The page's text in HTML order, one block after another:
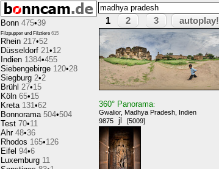
Bonn 475•39
Filzpuppen und Filztiere 615
Rhein 217•52
Düsseldorf 21•12
Indien 1384•455
Siebengebirge 120•28
Siegburg 2•2
Brühl 27•15
Köln 65•15
Kreta 131•62
Bonnorama 504•504
Test 70•11
Ahr 48•36
Rhodos 165•126
Eifel 94•6
Luxemburg 11
1
2 3 autoplay!
360° Panorama:
Gwalior, Madhya Pradesh, Indien
9875
jl [5009]